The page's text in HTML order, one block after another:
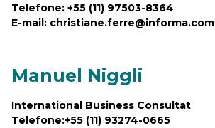
Telefone: +55 (11) 97503-8364
E-mail: christiane.ferre@informa.com
Manuel Niggli
International Business Consultat
Telefone:+55 (11) 93274-0665